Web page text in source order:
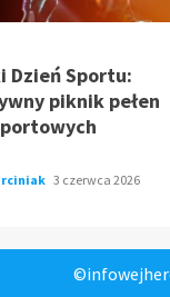
Dzień Sportu:
piknik pełen
3 czerwca 2026